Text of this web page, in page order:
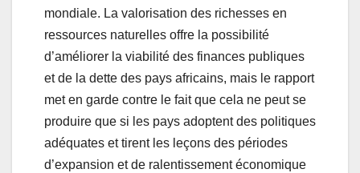
mondiale. La valorisation des richesses en
ressources naturelles offre la possibilité
d’améliorer la viabilité des finances publiques
et de la dette des pays africains, mais le rapport
met en garde contre le fait que cela ne peut se
produire que si les pays adoptent des politiques
adéquates et tirent les leçons des périodes
d’expansion et de ralentissement économique